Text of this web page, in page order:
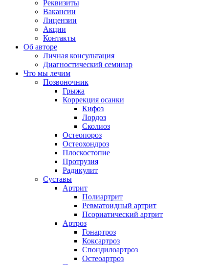
Реквизиты
Вакансии
Лицензии
Акции
Контакты
Об авторе
Личная консультация
Диагностический семинар
Что мы лечим
Позвоночник
Грыжа
Коррекция осанки
Кифоз
Лордоз
Сколиоз
Остеопороз
Остеохондроз
Плоскостопие
Протрузия
Радикулит
Суставы
Артрит
Полиартрит
Ревматоидный артрит
Псориатический артрит
Артроз
Гонартроз
Коксартроз
Спондилоартроз
Остеоартроз